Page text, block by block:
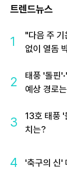
트렌드뉴스
1
"다음 주
없이 열돔
2
태풍 '돌핀
예상 경로
3
13호 태풍 '
치는?
4 '축구의 신'